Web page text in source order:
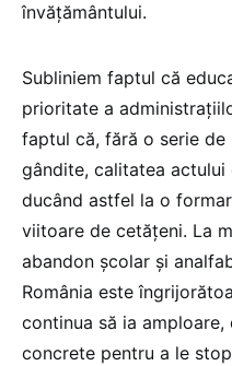
învățământului.
Subliniem faptul că
prioritate a
faptul că, fără o serie
gândite, calitatea actului
ducând astfel la o
viitoare de cetățeni. La
abandon școlar și
România este
continua să ia
concrete pentru a le